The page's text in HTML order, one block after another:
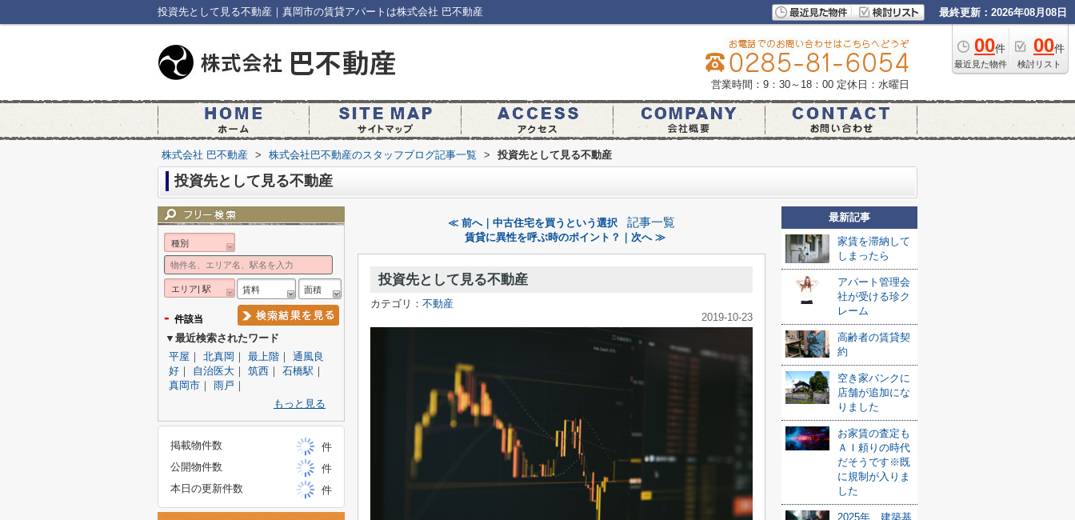
投資先として見る不動産｜真岡市の賃貸アパートは株式会社 巴不動産 最終更新：2026年08月08日
00件
最近見た物件
00件
検討リスト
営業時間：9：30～18：00 定休日：水曜日
株式会社 巴不動産 > 株式会社巴不動産のスタッフブログ記事一覧 > 投資先として見る不動産
投資先として見る不動産
≪ 前へ｜中古住宅を買うという選択 記事一覧
賃貸に異性を呼ぶ時のポイント？｜次へ ≫
投資先として見る不動産
カテゴリ： 不動産
2019-10-23
最新記事
家賃を滞納して
しまったら
アパート管理会
社が受ける珍ク
レーム
高齢者の賃貸契
約
空き家バンクに
店舗が追加にな
りました
お家賃の査定も
ＡＩ頼りの時代
だそうです※既
に規制が入りま
した
2025年、建築基
種別
エリア| 駅 賃料 面積
- 件該当
▼最近検索されたワード
平屋 ｜ 北真岡 ｜ 最上階 ｜ 通風良
好 ｜ 自治医大 ｜ 筑西 ｜ 石橋駅 ｜
真岡市 ｜ 雨戸 ｜
もっと見る
掲載物件数
件
公開物件数
件
本日の更新件数
件